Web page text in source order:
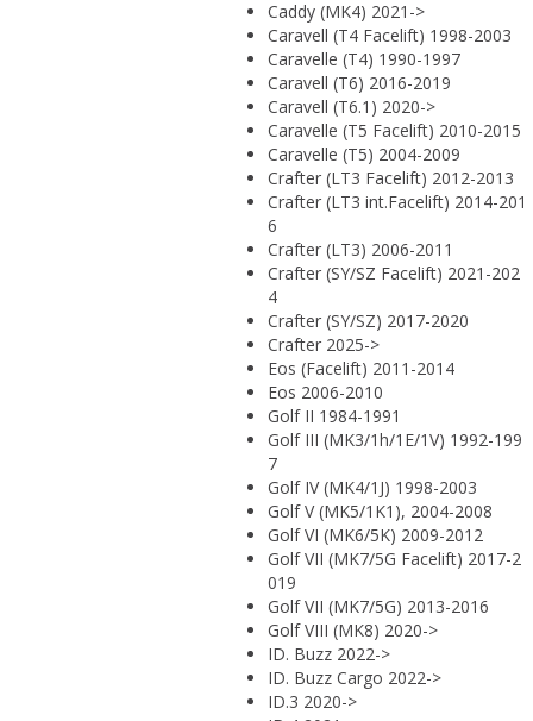
Caddy (MK4) 2021->
Caravell (T4 Facelift) 1998-2003
Caravelle (T4) 1990-1997
Caravell (T6) 2016-2019
Caravell (T6.1) 2020->
Caravelle (T5 Facelift) 2010-2015
Caravelle (T5) 2004-2009
Crafter (LT3 Facelift) 2012-2013
Crafter (LT3 int.Facelift) 2014-201
6
Crafter (LT3) 2006-2011
Crafter (SY/SZ Facelift) 2021-202
4
Crafter (SY/SZ) 2017-2020
Crafter 2025->
Eos (Facelift) 2011-2014
Eos 2006-2010
Golf II 1984-1991
Golf III (MK3/1h/1E/1V) 1992-199
7
Golf IV (MK4/1J) 1998-2003
Golf V (MK5/1K1), 2004-2008
Golf VI (MK6/5K) 2009-2012
Golf VII (MK7/5G Facelift) 2017-2
019
Golf VII (MK7/5G) 2013-2016
Golf VIII (MK8) 2020->
ID. Buzz 2022->
ID. Buzz Cargo 2022->
ID.3 2020->